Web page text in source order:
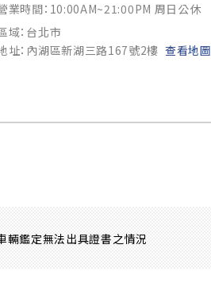
業時間：10:00AM~21:00PM 周日公休
域：台北市
址：內湖區新湖三路167號2樓 查看地圖
車輛鑑定無法出具證書之情況